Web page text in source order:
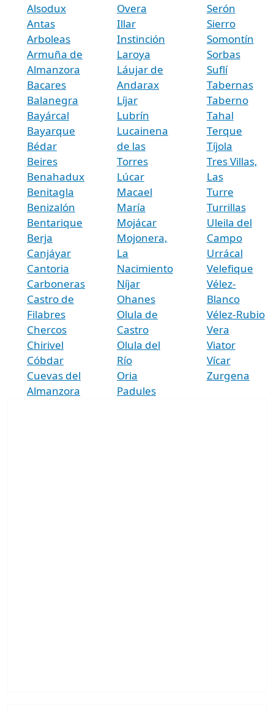
Alsodux
Antas
Arboleas
Armuña de
Almanzora
Bacares
Balanegra
Bayárcal
Bayarque
Bédar
Beires
Benahadux
Benitagla
Benizalón
Bentarique
Berja
Canjáyar
Cantoria
Carboneras
Castro de
Filabres
Chercos
Chirivel
Cóbdar
Cuevas del
Almanzora
Overa
Illar
Instinción
Laroya
Láujar de
Andarax
Líjar
Lubrín
Lucainena
de las
Torres
Lúcar
Macael
María
Mojácar
Mojonera,
La
Nacimiento
Níjar
Ohanes
Olula de
Castro
Olula del
Río
Oria
Padules
Serón
Sierro
Somontín
Sorbas
Suflí
Tabernas
Taberno
Tahal
Terque
Tíjola
Tres Villas,
Las
Turre
Turrillas
Uleila del
Campo
Urrácal
Velefique
Vélez-
Blanco
Vélez-Rubio
Vera
Viator
Vícar
Zurgena